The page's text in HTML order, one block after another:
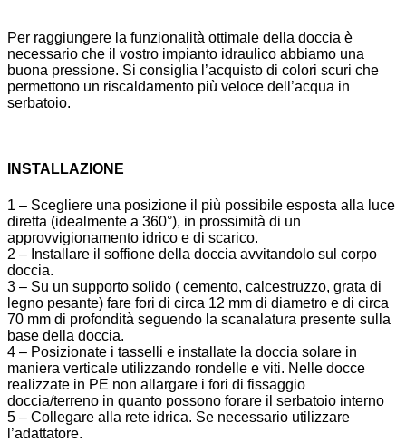
Per raggiungere la funzionalità ottimale della doccia è
necessario che il vostro impianto idraulico abbiamo una
buona pressione. Si consiglia l’acquisto di colori scuri che
permettono un riscaldamento più veloce dell’acqua in
serbatoio.
INSTALLAZIONE
1 – Scegliere una posizione il più possibile esposta alla luce
diretta (idealmente a 360°), in prossimità di un
approvvigionamento idrico e di scarico.
2 – Installare il soffione della doccia avvitandolo sul corpo
doccia.
3 – Su un supporto solido ( cemento, calcestruzzo, grata di
legno pesante) fare fori di circa 12 mm di diametro e di circa
70 mm di profondità seguendo la scanalatura presente sulla
base della doccia.
4 – Posizionate i tasselli e installate la doccia solare in
maniera verticale utilizzando rondelle e viti. Nelle docce
realizzate in PE non allargare i fori di fissaggio
doccia/terreno in quanto possono forare il serbatoio interno
5 – Collegare alla rete idrica. Se necessario utilizzare
l’adattatore.